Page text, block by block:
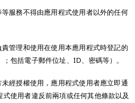
服務不得由應用程式使用者以外的任何
管理和使用在使用本應用程式時登記的
包括電子郵件位址、ID、密碼等）。
經授權使用，應用程式使用者應立即通
使用者違反前兩項或任何其他條款以及